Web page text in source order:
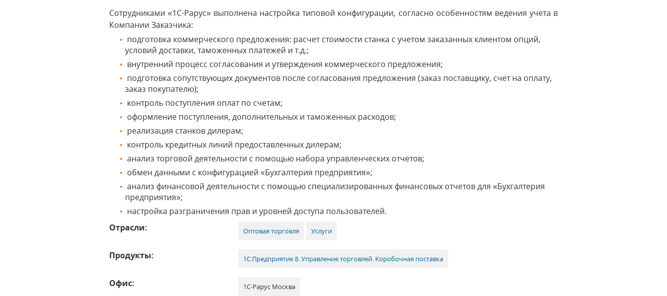
Сотрудниками «1С-Рарус» выполнена настройка типовой конфигурации, согласно особенностям ведения учета в
Компании Заказчика:
подготовка коммерческого предложения: расчет стоимости станка с учетом заказанных клиентом опций,
условий доставки, таможенных платежей и т.д.;
внутренний процесс согласования и утверждения коммерческого предложения;
подготовка сопутствующих документов после согласования предложения (заказ поставщику, счет на оплату,
заказ покупателю);
контроль поступления оплат по счетам;
оформление поступления, дополнительных и таможенных расходов;
реализация станков дилерам;
контроль кредитных линий предоставленных дилерам;
анализ торговой деятельности с помощью набора управленческих отчетов;
обмен данными с конфигурацией «Бухгалтерия предприятия»;
анализ финансовой деятельности с помощью специализированных финансовых отчетов для «Бухгалтерия
предприятия»;
настройка разграничения прав и уровней доступа пользователей.
Отрасли:
Оптовая торговля Услуги
Продукты: 1С:Предприятие 8. Управление торговлей. Коробочная поставка
Офис: 1С-Рарус Москва